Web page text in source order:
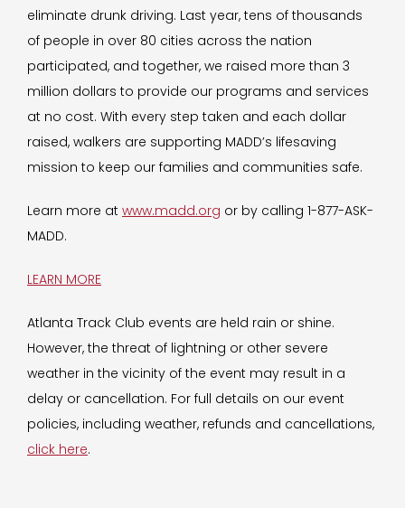
eliminate drunk driving. Last year, tens of thousands
of people in over 80 cities across the nation
participated, and together, we raised more than 3
million dollars to provide our programs and services
at no cost. With every step taken and each dollar
raised, walkers are supporting MADD’s lifesaving
mission to keep our families and communities safe.
Learn more at www.madd.org or by calling 1-877-ASK-
MADD.
LEARN MORE
Atlanta Track Club events are held rain or shine.
However, the threat of lightning or other severe
weather in the vicinity of the event may result in a
delay or cancellation. For full details on our event
policies, including weather, refunds and cancellations,
click here.